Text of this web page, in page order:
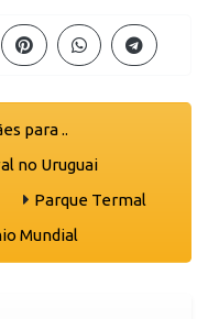
para ..
no Uruguai
Parque Termal
Mundial